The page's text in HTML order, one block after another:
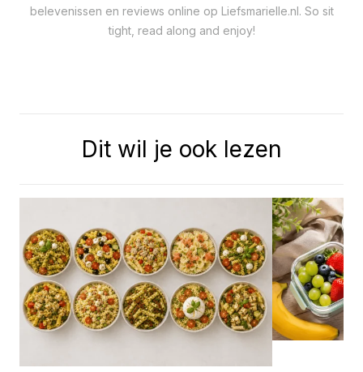
belevenissen en reviews online op Liefsmarielle.nl. So sit
tight, read along and enjoy!
Dit wil je ook lezen